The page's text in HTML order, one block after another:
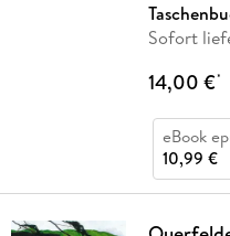
Sofort
14,00 €*
eBook
10,99 €